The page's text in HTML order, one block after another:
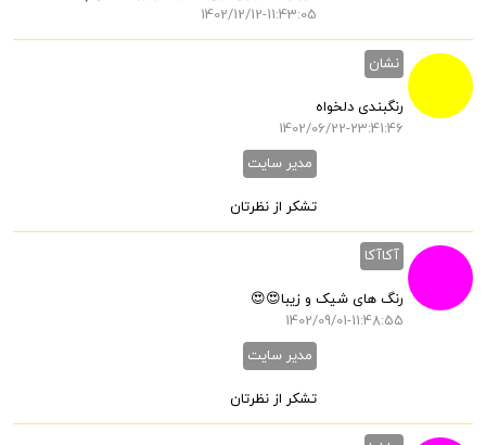
1402/12/12-11:43:05
نشان
رنگبندی دلخواه
1402/06/22-23:41:46
مدیر سایت
تشکر از نظرتان
آکاآکا
رنگ های شیک و زیبا😍😍
1402/09/01-11:48:55
مدیر سایت
تشکر از نظرتان